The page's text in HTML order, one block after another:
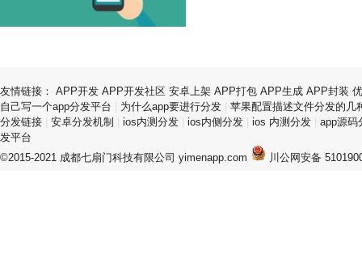
友情链接： APP开发 APP开发社区 安卓上架 APP打包 APP生成 APP封装
自己写一个app分发平台
为什么app要进行分发
苹果配置描述文件分发的几
分发链接
安卓分发机制 ios内测分发 ios内侧分发 ios 内测分发
app源码
发平台
©2015-2021 成都七扇门科技有限公司 yimenapp.com
川公网安备